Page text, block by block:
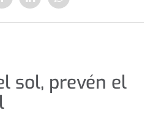
en
Facebook
en
Linkedin
en
WhatsApp
sol, prevén el